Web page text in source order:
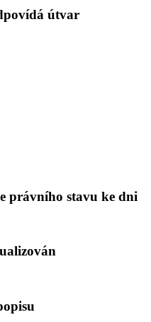
útvar
právního stavu ke dni